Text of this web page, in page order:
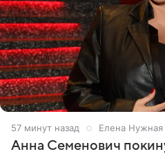
57 минут назад Елена Нужная
Анна Семенович